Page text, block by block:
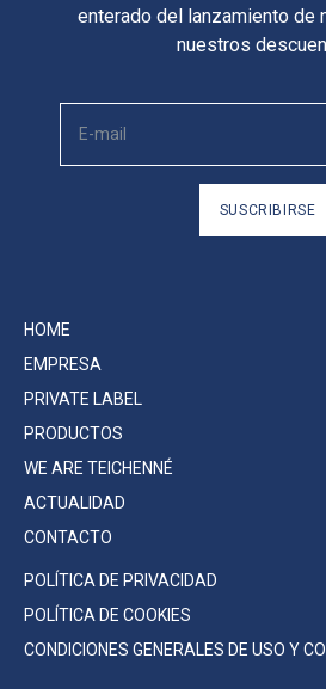
HOME
EMPRESA
PRIVATE LABEL
PRODUCTOS
WE ARE TEICHENNÉ
ACTUALIDAD
CONTACTO
POLÍTICA DE PRIVACIDAD
POLÍTICA DE COOKIES
CONDICIONES GENERALES DE USO Y
enterado del lanzamiento de
nuestros
SUSCRIBIRSE